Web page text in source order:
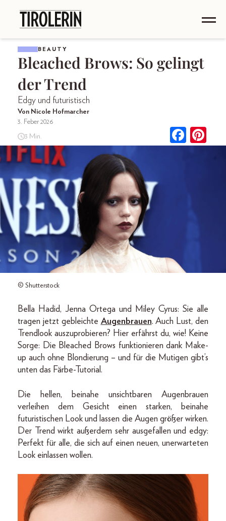
BEAUTY
Bleached Brows: So gelingt
der Trend
Edgy und futuristisch
Von Nicole Hofmarcher
3. Feber 2026
3 Min.
© Shutterstock
Bella Hadid, Jenna Ortega und Miley Cyrus: Sie alle
tragen jetzt gebleichte Augenbrauen. Auch Lust, den
Trendlook auszuprobieren? Hier erfährst du, wie! Keine
Sorge: Die Bleached Brows funktionieren dank Make-
up auch ohne Blondierung – und für die Mutigen gibt’s
unten das Färbe-Tutorial.
Die hellen, beinahe unsichtbaren Augenbrauen
verleihen dem Gesicht einen starken, beinahe
futuristischen Look und lassen die Augen größer wirken.
Der Trend wirkt außerdem sehr ausgefallen und edgy:
Perfekt für alle, die sich auf einen neuen, unerwarteten
Look einlassen wollen.